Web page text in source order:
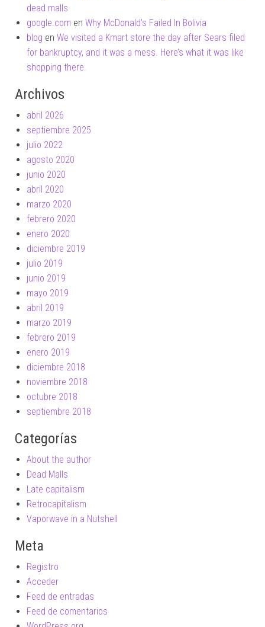
dead malls
google.com en Why McDonald’s Failed In Bolivia
blog en We visited a Kmart store the day after Sears filed
for bankruptcy, and it was a mess. Here’s what it was like
shopping there.
Archivos
abril 2026
septiembre 2025
julio 2022
agosto 2020
junio 2020
abril 2020
marzo 2020
febrero 2020
enero 2020
diciembre 2019
julio 2019
junio 2019
mayo 2019
abril 2019
marzo 2019
febrero 2019
enero 2019
diciembre 2018
noviembre 2018
octubre 2018
septiembre 2018
Categorías
About the author
Dead Malls
Late capitalism
Retrocapitalism
Vaporwave in a Nutshell
Meta
Registro
Acceder
Feed de entradas
Feed de comentarios